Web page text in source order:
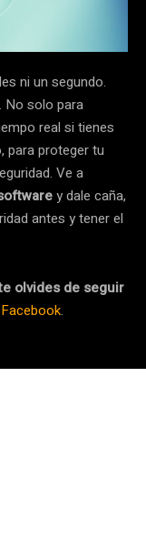
ni un segundo.
No solo para
real si tienes
para proteger tu
Ve a
y dale caña,
antes y tener el
olvides de seguir
Facebook.